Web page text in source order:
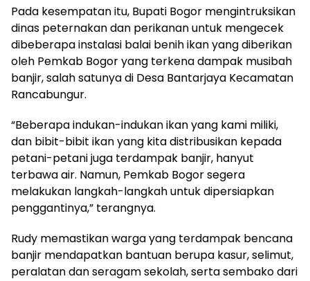
Pada kesempatan itu, Bupati Bogor mengintruksikan
dinas peternakan dan perikanan untuk mengecek
dibeberapa instalasi balai benih ikan yang diberikan
oleh Pemkab Bogor yang terkena dampak musibah
banjir, salah satunya di Desa Bantarjaya Kecamatan
Rancabungur.
“Beberapa indukan-indukan ikan yang kami miliki,
dan bibit-bibit ikan yang kita distribusikan kepada
petani-petani juga terdampak banjir, hanyut
terbawa air. Namun, Pemkab Bogor segera
melakukan langkah-langkah untuk dipersiapkan
penggantinya,” terangnya.
Rudy memastikan warga yang terdampak bencana
banjir mendapatkan bantuan berupa kasur, selimut,
peralatan dan seragam sekolah, serta sembako dari